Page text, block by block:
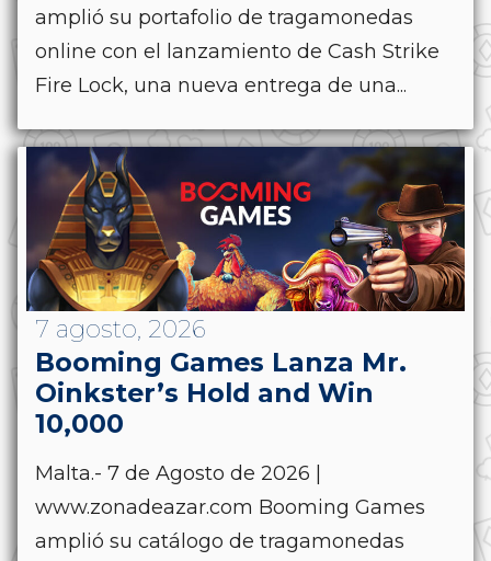
amplió su portafolio de tragamonedas
online con el lanzamiento de Cash Strike
Fire Lock, una nueva entrega de una...
7 agosto, 2026
Booming Games Lanza Mr.
Oinkster’s Hold and Win
10,000
Malta.- 7 de Agosto de 2026 |
www.zonadeazar.com Booming Games
amplió su catálogo de tragamonedas